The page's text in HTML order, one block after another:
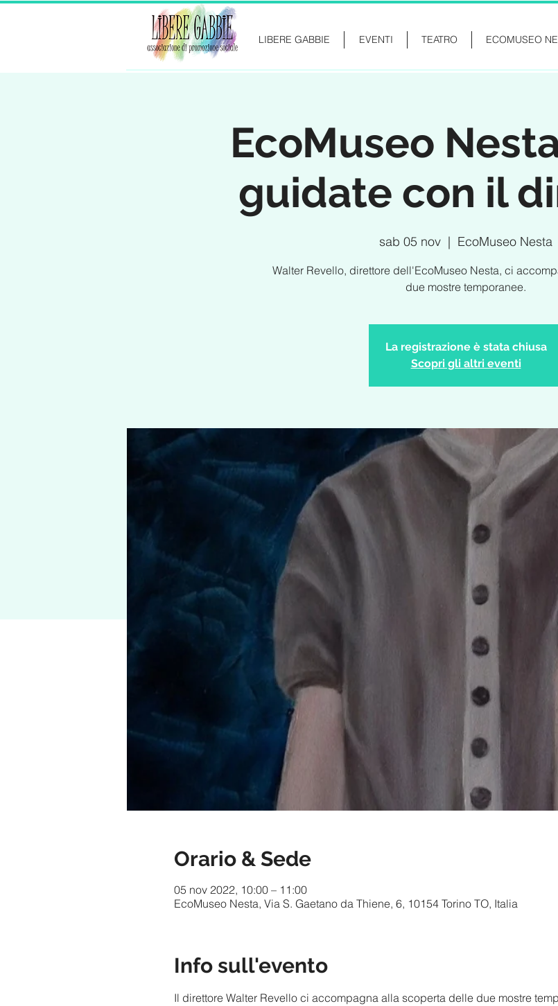
LIBERE GABBIE
EVENTI TEATRO ECOMUSEO
EcoMuseo
guidate con il
sab 05 nov
  |
EcoMuseo Nesta
Walter Revello, direttore dell'EcoMuseo Nesta, ci
due mostre temporanee.
La registrazione è stata chiusa
Scopri gli altri eventi
Orario & Sede
05 nov 2022, 10:00 – 11:00
EcoMuseo Nesta, Via S. Gaetano da Thiene, 6, 10154 Torino TO, Italia
Info sull'evento
Il direttore Walter Revello ci accompagna alla scoperta delle due mostre